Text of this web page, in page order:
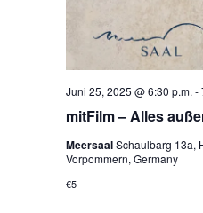
mitFilm – Alles
Juni 25, 2025 @ 6:30 p.m. -
MeersaalSchaulbarg 13a,
Vorpommern, Germany
€5